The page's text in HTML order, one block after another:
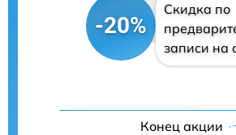
-20%
Скидка по
записи на
Конец акции